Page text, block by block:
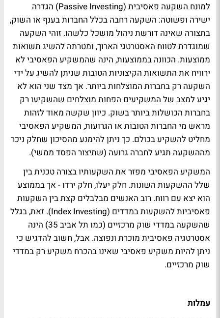
למונח השקעה פאסיבית (Passive Investing) הגדרה
ישירה ופשוטה: השקעה רחבה בכלל החברות בענף או השוק,
בתצורה שאינה דורשת ניהול מושכל כלשהו. זוהי השקעה
שמוגדרת לטווח האסטרטגי הארוך, ומטרתה להשיג תשואות
ממוצעות. הכוונה בממוצעות, הינה שהמשקיע הפאסיבי לא
ירוויח את התשואות הקיצוניות הטובות שניתן להשיג על ידי
השקעה רק בחברות המוצלחות ביותר. אך מצד שני הוא לא
יגיע למצב של המשקיעים הפחות מוצלחים שהשקיעו רק
בחברות הכושלות ביותר בשוק. כיוון שקשה מאוד לזהות
מראש מי החברות הטובות או הגרועות, המשקיע הפאסיבי
מחליט להשקיע בכולם. כך ניתן להימנע מהסיכון שחלק ניכר
מההשקעה תגיע לחברה גרועה (שתיצור הפסד ממשי).
המשקיע הפאסיבי מפזר את השקעותיו בצורה טכנית בין
שלל ההשקעות השונות. חלק יעלו, חלק ירדו - אך בממוצע
הוא יצא עם רווח. רוב האנשים מבלבלים קצת בין השקעות
פאסיביות להשקעות במדדים (Index Investing). זאת, בגלל
שהשקעה במדדי שוק מרכזיים (כמו תל אביב 35) הינה
אסטרטגיה פאסיבית מוכרת ונפוצה. אבל, חשוב להדגיש כי
ניתן להיות משקיע פאסיבי שאינו בהכרח משקיע רק במדדי
שוק מרכזיים.
עמלות